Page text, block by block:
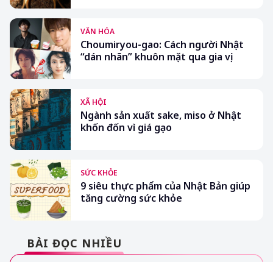
VĂN HÓA
Choumiryou-gao: Cách người Nhật
“dán nhãn” khuôn mặt qua gia vị
XÃ HỘI
Ngành sản xuất sake, miso ở Nhật
khốn đốn vì giá gạo
SỨC KHỎE
9 siêu thực phẩm của Nhật Bản giúp
tăng cường sức khỏe
BÀI ĐỌC NHIỀU